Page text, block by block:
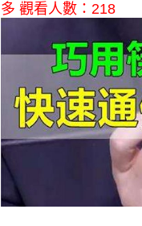
多 觀看人數：218